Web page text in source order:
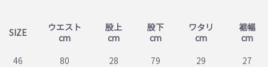
SIZE
ウエスト
cm
股上
cm
股下
cm
ワタリ
cm
裾幅
cm
46 80 28 79 29 27